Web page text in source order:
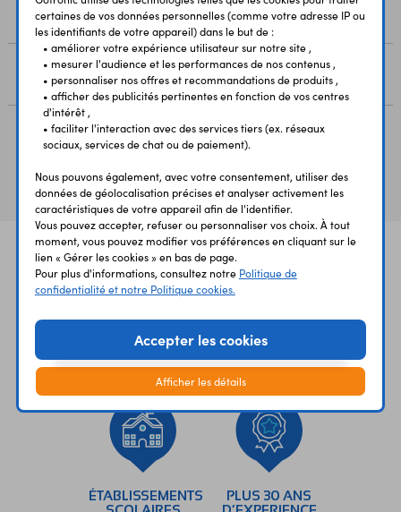
RESSOURCES
AVIS
Vous avez déja consulté
UN CONSEIL?
PAIEMENT
SÉCURISÉ
RAPIDE
ÉTABLISSEMENTS
PLUS 30 ANS
certaines de vos données personnelles (comme votre adresse IP ou
les identifiants de votre appareil) dans le but de :
• améliorer votre expérience utilisateur sur notre site ,
• mesurer l'audience et les performances de nos contenus ,
• personnaliser nos offres et recommandations de produits ,
• afficher des publicités pertinentes en fonction de vos centres
d'intérêt ,
• faciliter l'interaction avec des services tiers (ex. réseaux
sociaux, services de chat ou de paiement).
Nous pouvons également, avec votre consentement, utiliser des
données de géolocalisation précises et analyser activement les
caractéristiques de votre appareil afin de l'identifier.
Vous pouvez accepter, refuser ou personnaliser vos choix. À tout
moment, vous pouvez modifier vos préférences en cliquant sur le
lien « Gérer les cookies » en bas de page.
Pour plus d'informations, consultez notre Politique de
confidentialité et notre Politique cookies.
Accepter les cookies
Afficher les détails